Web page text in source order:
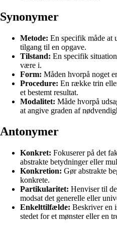
Synonymer
Metode: En specifik måde at
tilgang til en opgave.
Tilstand: En specifik
være i.
Form: Måden hvorpå noget
Procedure: En række trin
et bestemt resultat.
Modalitet: Måde hvorpå
at angive graden af
Antonymer
Konkret: Fokuserer på det
abstrakte betydninger eller
Konkretion: Gør abstrakte
konkrete.
Partikularitet: Henviser til
modsat det generelle eller
Enkelttilfælde: Beskriver en
stedet for et mønster eller en